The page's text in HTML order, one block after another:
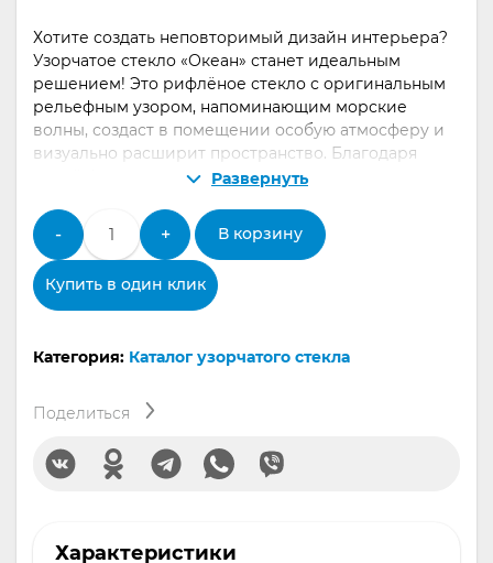
Хотите создать неповторимый дизайн интерьера?
Узорчатое стекло «Океан» станет идеальным
решением! Это рифлёное стекло с оригинальным
рельефным узором, напоминающим морские
волны, создаст в помещении особую атмосферу и
визуально расширит пространство. Благодаря
своей фактуре, оно красиво рассеивает свет и
делает его отличным выбором для создания
стильных перегородок и декоративных элементов.
Развернуть
-
Количество
товара
Рифленое
узорчатое
стекло
бесцветное
+ В корзину
Купить в один клик
Категория: Каталог узорчатого стекла
Поделиться
Характеристики